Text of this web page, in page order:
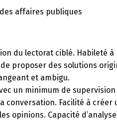
affaires publiques
du lectorat ciblé. Habileté
proposer des solutions
et ambigu.
un minimum de
Facilité à
opinions. Capacité